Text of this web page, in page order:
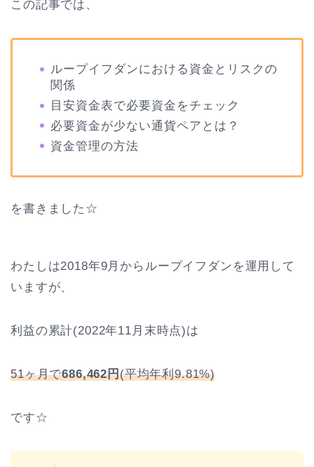
この記事では、
ループイフダンにおける資金とリスクの
関係
目安資金表で必要資金をチェック
必要資金が少ない通貨ペアとは？
資金管理の方法
を書きました☆
わたしは2018年9月からループイフダンを運用して
いますが、
利益の累計(2022年11月末時点)は
51ヶ月で686,462円(平均年利9.81%)
です☆